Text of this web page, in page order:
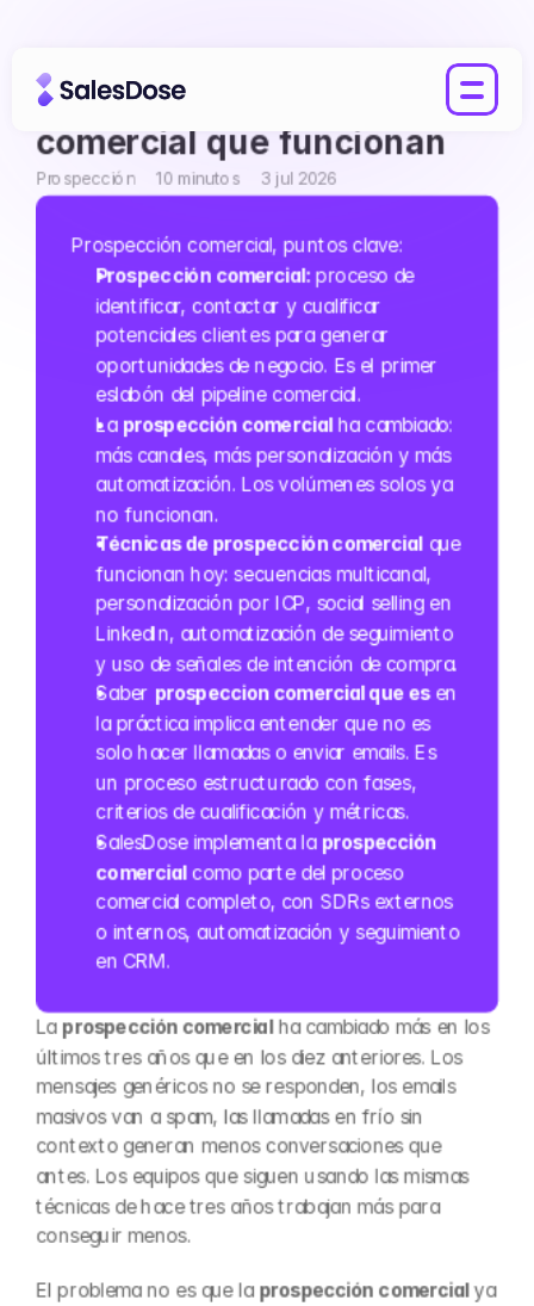
10 técnicas de prospección
comercial que funcionan
Prospección 10 minutos 3 jul 2026
Prospección comercial, puntos clave:
Prospección comercial: proceso de
identificar, contactar y cualificar
potenciales clientes para generar
oportunidades de negocio. Es el primer
eslabón del pipeline comercial.
La prospección comercial ha cambiado:
más canales, más personalización y más
automatización. Los volúmenes solos ya
no funcionan.
Técnicas de prospección comercial que
funcionan hoy: secuencias multicanal,
personalización por ICP, social selling en
LinkedIn, automatización de seguimiento
y uso de señales de intención de compra.
Saber prospeccion comercial que es en
la práctica implica entender que no es
solo hacer llamadas o enviar emails. Es
un proceso estructurado con fases,
criterios de cualificación y métricas.
SalesDose implementa la prospección
comercial como parte del proceso
comercial completo, con SDRs externos
o internos, automatización y seguimiento
en CRM.
La prospección comercial ha cambiado más en los
últimos tres años que en los diez anteriores. Los
mensajes genéricos no se responden, los emails
masivos van a spam, las llamadas en frío sin
contexto generan menos conversaciones que
antes. Los equipos que siguen usando las mismas
técnicas de hace tres años trabajan más para
conseguir menos.
El problema no es que la prospección comercial ya